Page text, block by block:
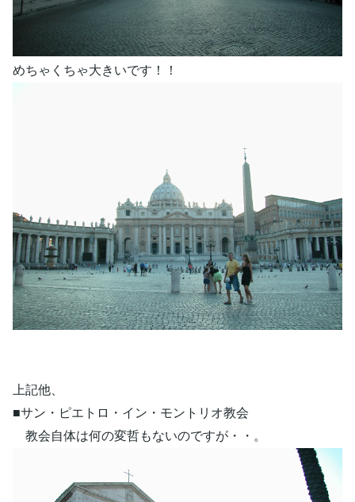
めちゃくちゃ大きいです！！
上記他、
■サン・ピエトロ・イン・モントリオ教会
教会自体は何の変哲もないのですが・・。